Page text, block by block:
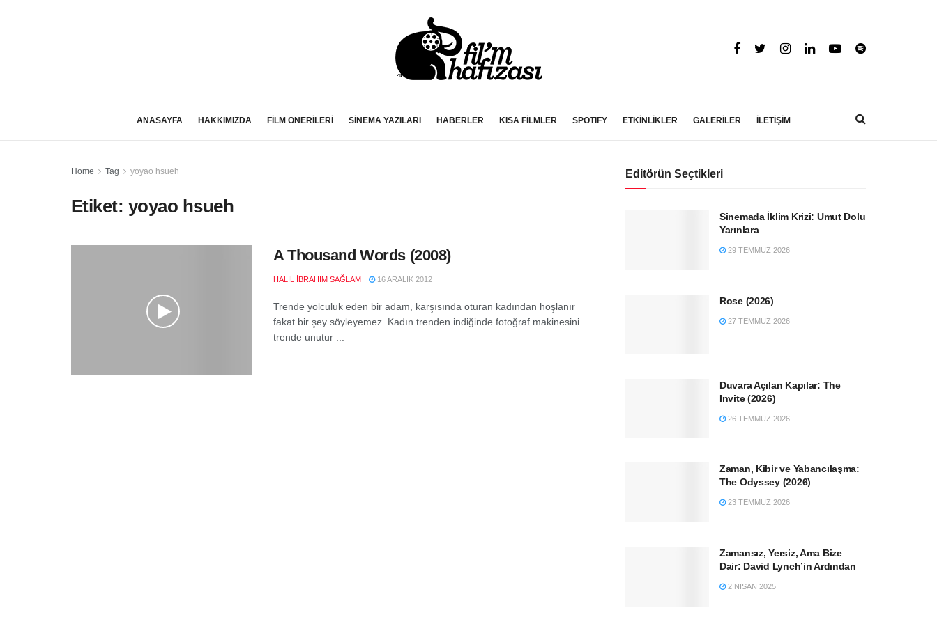
ANASAYFA HAKKIMIZDA FİLM ÖNERİLERİ SİNEMA YAZILARI HABERLER KISA FİLMLER SPOTIFY ETKİNLİKLER GALERİLER İLETİŞİM
Home Tag yoyao hsueh
Etiket: yoyao hsueh
A Thousand Words (2008)
HALIL İBRAHIM SAĞLAM 16 ARALIK 2012
Trende yolculuk eden bir adam, karşısında oturan kadından hoşlanır
fakat bir şey söyleyemez. Kadın trenden indiğinde fotoğraf makinesini
trende unutur ...
Editörün Seçtikleri
Sinemada İklim Krizi: Umut Dolu
Yarınlara
29 TEMMUZ 2026
Rose (2026)
27 TEMMUZ 2026
Duvara Açılan Kapılar: The
Invite (2026)
26 TEMMUZ 2026
Zaman, Kibir ve Yabancılaşma:
The Odyssey (2026)
23 TEMMUZ 2026
Zamansız, Yersiz, Ama Bize
Dair: David Lynch’in Ardından
2 NISAN 2025